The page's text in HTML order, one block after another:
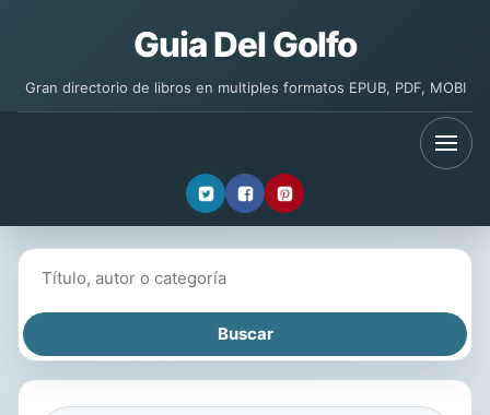
Guia Del Golfo
Gran directorio de libros en multiples formatos EPUB, PDF, MOBI